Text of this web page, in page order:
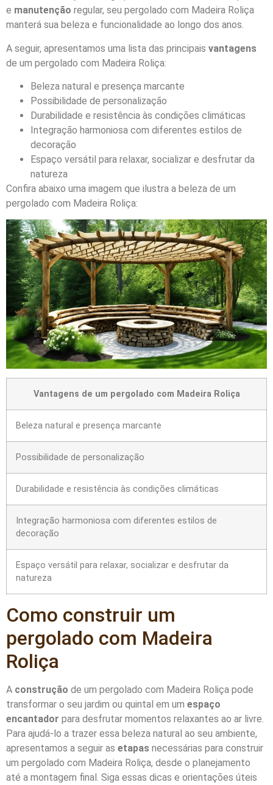
e manutenção regular, seu pergolado com Madeira Roliça
manterá sua beleza e funcionalidade ao longo dos anos.
A seguir, apresentamos uma lista das principais vantagens
de um pergolado com Madeira Roliça:
Beleza natural e presença marcante
Possibilidade de personalização
Durabilidade e resistência às condições climáticas
Integração harmoniosa com diferentes estilos de
decoração
Espaço versátil para relaxar, socializar e desfrutar da
natureza
Confira abaixo uma imagem que ilustra a beleza de um
pergolado com Madeira Roliça:
Vantagens de um pergolado com Madeira Roliça
Beleza natural e presença marcante
Possibilidade de personalização
Durabilidade e resistência às condições climáticas
Integração harmoniosa com diferentes estilos de
decoração
Espaço versátil para relaxar, socializar e desfrutar da
natureza
Como construir um
pergolado com Madeira
Roliça
A construção de um pergolado com Madeira Roliça pode
transformar o seu jardim ou quintal em um espaço
encantador para desfrutar momentos relaxantes ao ar livre.
Para ajudá-lo a trazer essa beleza natural ao seu ambiente,
apresentamos a seguir as etapas necessárias para construir
um pergolado com Madeira Roliça, desde o planejamento
até a montagem final. Siga essas dicas e orientações úteis